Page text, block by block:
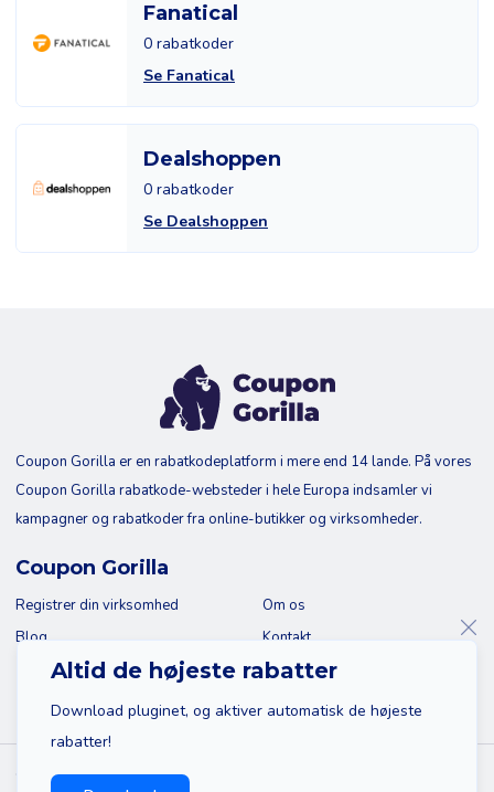
Fanatical
0 rabatkoder
Se Fanatical
Dealshoppen
0 rabatkoder
Se Dealshoppen
Altid de højeste rabatter
Download pluginet, og aktiver automatisk de højeste
rabatter!
Coupon Gorilla er en rabatkodeplatform i mere end 14 lande. På vores
Coupon Gorilla rabatkode-websteder i hele Europa indsamler vi
kampagner og rabatkoder fra online-butikker og virksomheder.
Coupon Gorilla
Registrer din virksomhed
Blog
Om os
Kontakt
© 2026 Coupon Gorilla